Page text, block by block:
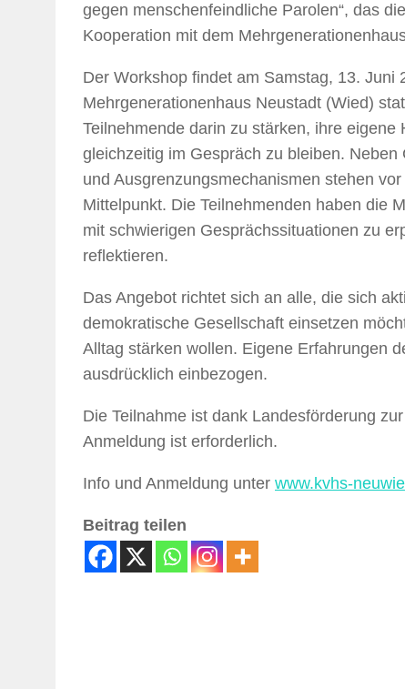
gegen menschenfeindliche Parolen“, das
Kooperation mit dem
Der Workshop findet am Samstag, 13. Juni
Mehrgenerationenhaus Neustadt (Wied)
Teilnehmende darin zu stärken, ihre eigene
gleichzeitig im Gespräch zu bleiben.
und Ausgrenzungsmechanismen stehen
Mittelpunkt. Die Teilnehmenden haben die
mit schwierigen Gesprächssituationen zu
reflektieren.
Das Angebot richtet sich an alle, die sich
demokratische Gesellschaft einsetzen
Alltag stärken wollen. Eigene Erfahrungen
ausdrücklich einbezogen.
Die Teilnahme ist dank Landesförderung
Anmeldung ist erforderlich.
Info und Anmeldung unter www.kvhs-
Beitrag teilen